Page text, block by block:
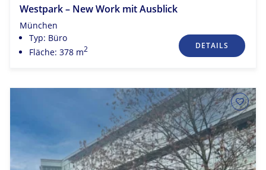
Westpark – New Work mit Ausblick
München
Typ: Büro
Fläche: 378 m2 DETAILS